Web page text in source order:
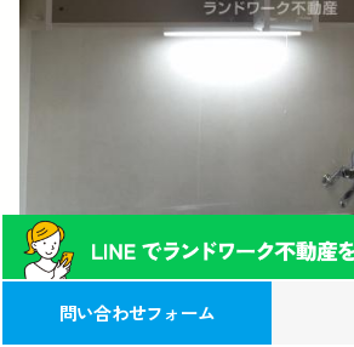
0120-039-315
（営業時間 9:00-17:00）
問い合わせフォーム